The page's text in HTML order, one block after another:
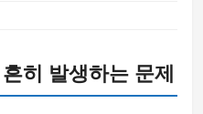
히 발생하는 문제